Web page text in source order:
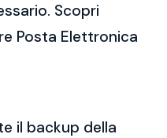
Scopri
Posta Elettronica
il backup della